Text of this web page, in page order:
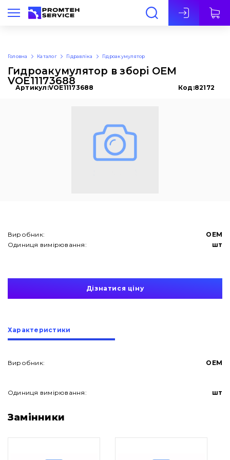
Укр
Про нас
Головна Каталог Гідравліка Гідроакумулятор
Гидроакумулятор в зборі OEM
VOE11173688
Артикул:VOE11173688 Код:82172
Виробник:
OEM
Одиниця вимірювання:
шт
Дізнатися ціну
Характеристики
Виробник: OEM
Одиниця вимірювання: шт
Замінники